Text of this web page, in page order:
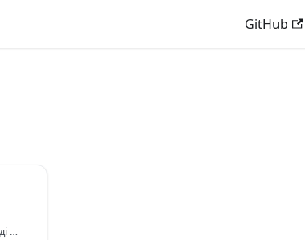
GitHub
Аталған жобаға қатысты барлық қол жетімді рубрикалар тізімін алу.